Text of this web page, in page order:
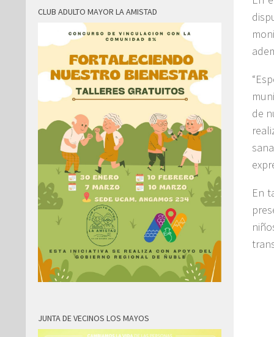
de
En
CLUB ADULTO MAYOR LA AMISTAD
JUNTA DE VECINOS LOS MAYOS